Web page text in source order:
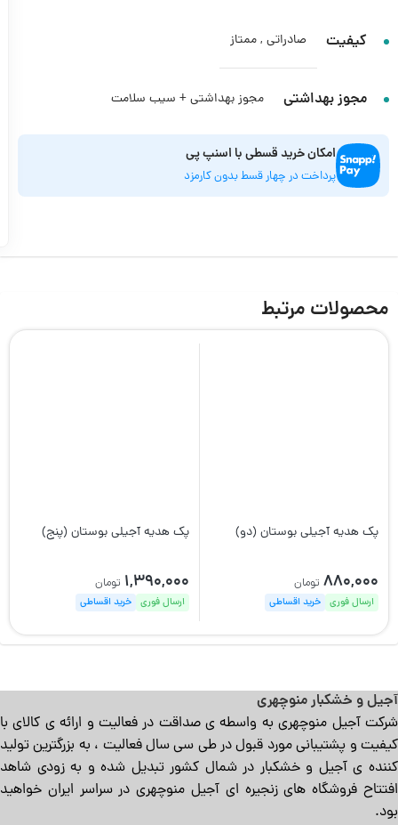
کیفیت صادراتی ,ممتاز
مجوز بهداشتی مجوز بهداشتی + سیب سلامت
امکان خرید قسطی با اسنپ پی
پرداخت در چهار قسط بدون کارمزد
محصولات مرتبط
پک هدیه آجیلی بوستان (دو)
880,000 تومان
ارسال فوری خرید اقساطی
پک هدیه آجیلی بوستان (پنج)
1,390,000 تومان
ارسال فوری خرید اقساطی
آجیل و خشکبار منوچهری
شرکت آجیل منوچهری به واسطه ی صداقت در فعالیت و ارائه ی کالای با
کیفیت و پشتیبانی مورد قبول در طی سی سال فعالیت ، به بزرگترین تولید
کننده ی آجیل و خشکبار در شمال کشور تبدیل شده و به زودی شاهد
افتتاح فروشگاه های زنجیره ای آجیل منوچهری در سراسر ایران خواهید
بود.